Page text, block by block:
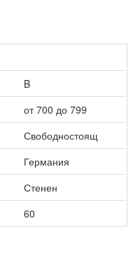
двигател.
стомана. Може
да се мие в
B
от 700 до 799
Свободностоящ
Германия
Стенен
60